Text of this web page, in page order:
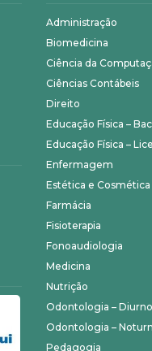
Administração
Biomedicina
Ciência da
Ciências Contábeis
Direito
Educação Física –
Educação Física –
Enfermagem
Estética e Cosmética
Farmácia
Fisioterapia
Fonoaudiologia
Medicina
Nutrição
Odontologia – Diurno
Odontologia –
Pedagogia